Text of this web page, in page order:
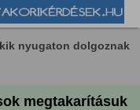
nyugaton dolgoznak
megtakarításuk